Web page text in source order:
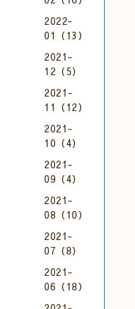
2022-
01（13）
2021-
12（5）
2021-
11（12）
2021-
10（4）
2021-
09（4）
2021-
08（10）
2021-
07（8）
2021-
06（18）